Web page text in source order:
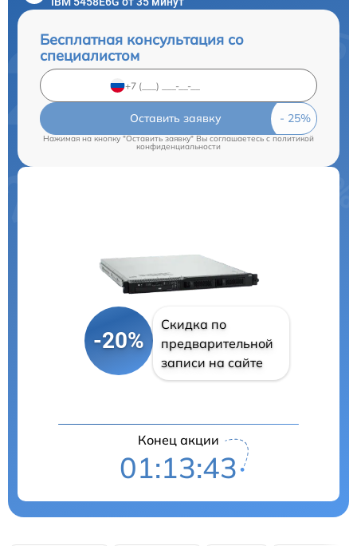
Бесплатная консультация со
специалистом
Оставить заявку
Нажимая на кнопку "Оставить заявку" Вы соглашаетесь c политикой
конфиденциальности
-20%
Скидка по
предварительной
записи на сайте
Конец акции
01:13:42